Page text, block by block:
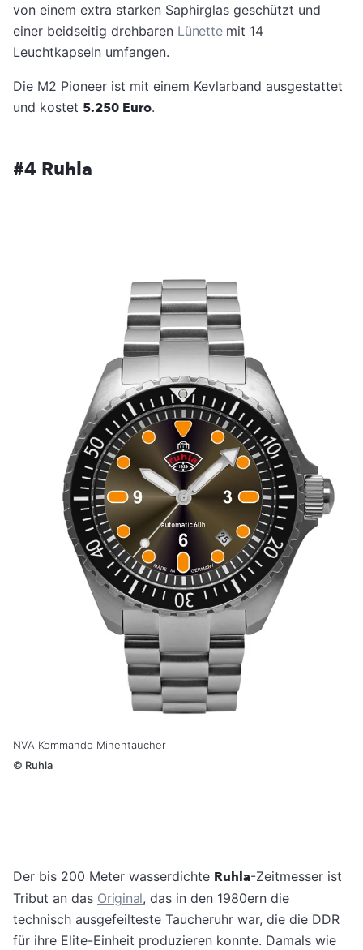
von einem extra starken Saphirglas geschützt und
einer beidseitig drehbaren Lünettemit 14
Leuchtkapseln umfangen.
Die M2 Pioneer ist mit einem Kevlarband ausgestattet
und kostet 5.250 Euro.
#4 Ruhla
NVA Kommando Minentaucher
© Ruhla
Der bis 200 Meter wasserdichte Ruhla-Zeitmesser ist
Tribut an das Original, das in den 1980ern die
technisch ausgefeilteste Taucheruhr war, die die DDR
für ihre Elite-Einheit produzieren konnte. Damals wie